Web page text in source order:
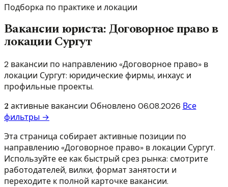
Подборка по практике и локации
Вакансии юриста: Договорное право в
локации Сургут
2 вакансии по направлению «Договорное право» в
локации Сургут: юридические фирмы, инхаус и
профильные проекты.
2 активные вакансии Обновлено 06.08.2026 Все
фильтры →
Эта страница собирает активные позиции по
направлению «Договорное право» в локации Сургут.
Используйте ее как быстрый срез рынка: смотрите
работодателей, вилки, формат занятости и
переходите к полной карточке вакансии.